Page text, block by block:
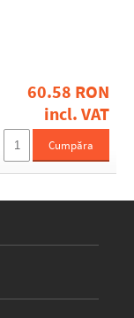
60.58 RON
incl. VAT
Cumpăra